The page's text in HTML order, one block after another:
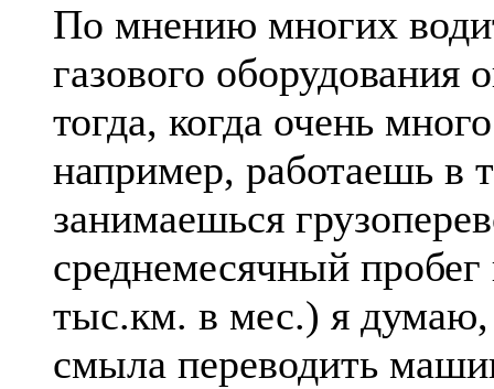
По мнению многих
газового оборудования
тогда, когда очень
например, работаешь в
занимаешься
среднемесячный
тыс.км. в мес.) я думаю,
смыла переводить